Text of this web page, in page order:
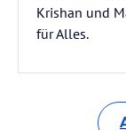
Krishan und
für Alles.